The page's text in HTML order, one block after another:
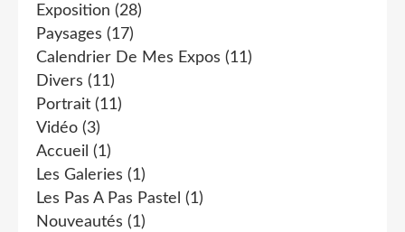
Exposition (28)
Paysages (17)
Calendrier De Mes Expos (11)
Divers (11)
Portrait (11)
Vidéo (3)
Accueil (1)
Les Galeries (1)
Les Pas A Pas Pastel (1)
Nouveautés (1)